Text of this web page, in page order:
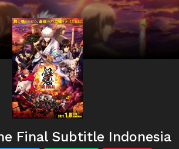
Final Subtitle Indonesia